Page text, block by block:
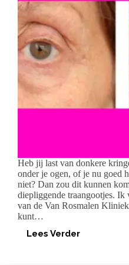
Heb jij last van donkere
onder je ogen, of je nu goed
niet? Dan zou dit kunnen
diepliggende traangootjes. Ik
van de Van Rosmalen
kunt…
Lees Verder
LAST